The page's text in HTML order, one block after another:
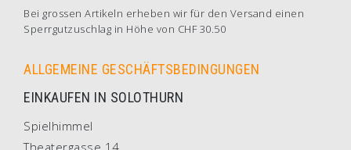
Bei grossen Artikeln erheben wir für den Versand einen
Sperrgutzuschlag in Höhe von CHF 30.50
ALLGEMEINE GESCHÄFTSBEDINGUNGEN
EINKAUFEN IN SOLOTHURN
Spielhimmel
Theatergasse 14